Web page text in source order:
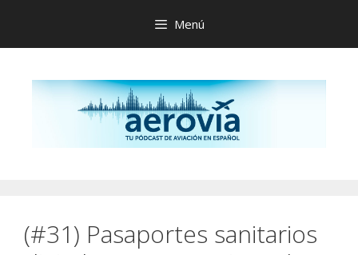
contenido
Menú
(#31) Pasaportes sanitarios